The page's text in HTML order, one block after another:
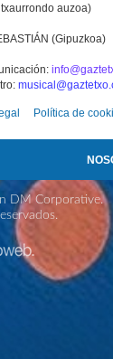
auzoa)
(Gipuzkoa)
Política de
DM Corporative.